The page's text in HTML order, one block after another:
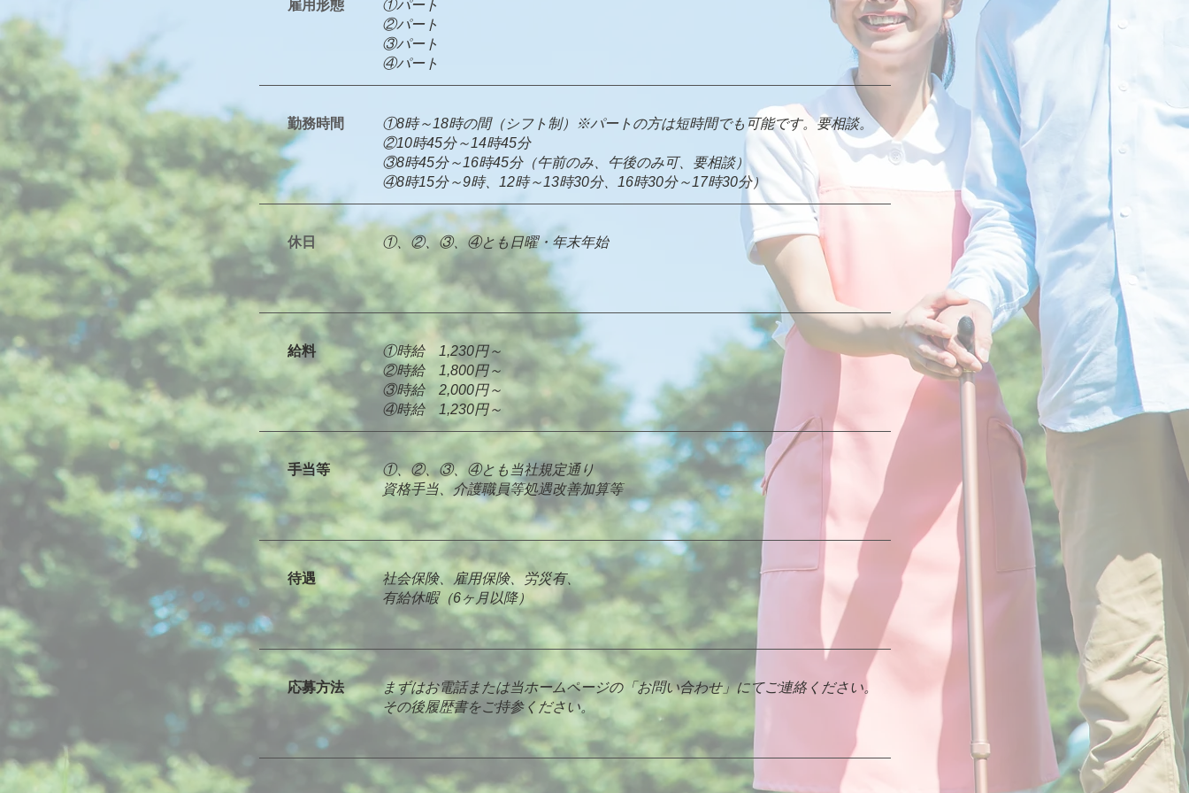
​雇用形態
①パート
​②パート
③パート
​④パート
​勤務時間
①8時～18時の間（シフト制）※パートの方は短時間でも可能です。要相談。
​②10時45分～14時45分
③8時45分～16時45分（午前のみ、午後のみ可、要相談）
​④8時15分～9時、12時～13時30分、16時30分～17時30分）
休日 ①、②、③、④とも日曜・年末年始
給料
①時給 1,230円～
​②時給 1,800円～
③時給 2,000円～
​④時給 1,230円～
手当等
①、②、③、④とも当社規定通り
​資格手当、介護職員等処遇改善加算等
待遇
社会保険、雇用保険、労災有、
有給休暇（6ヶ月以降）
応募方法
まずはお電話または当ホームページの「お問い合わせ」にてご連絡ください。
その後履歴書をご持参ください。